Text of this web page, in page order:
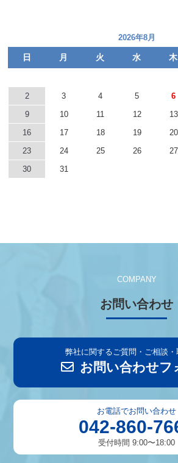
2026年8月
日 月 火 水 木
2
3 4 5 6
9
10 11 12 13
16
17 18 19 20
23
24 25 26 27
30
31
COMPANY
お問い合わせ
弊社に関するご質問・ご相談
お問い合わせフ
お電話でお問い合わせ
042-860-
受付時間 9:00〜18:00